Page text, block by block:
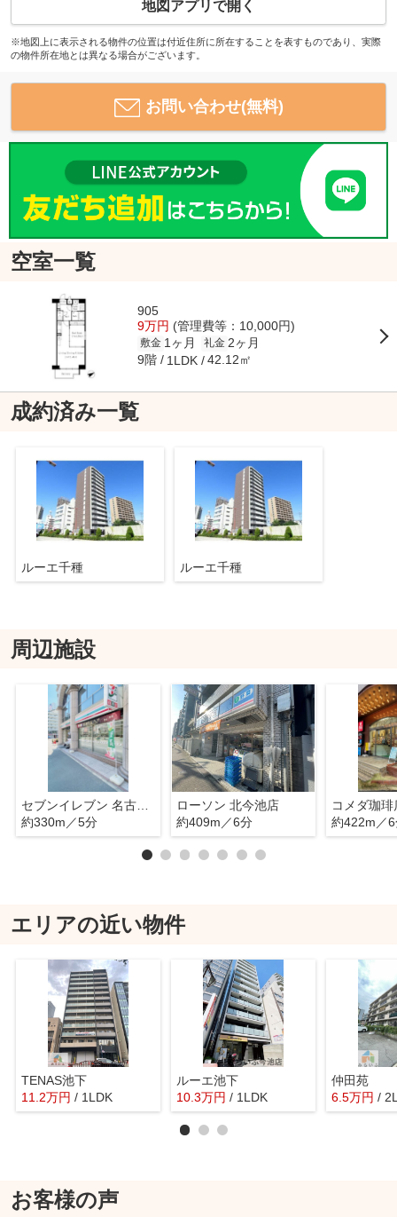
地図アプリで開く
※地図上に表示される物件の位置は付近住所に所在することを表すものであり、実際
の物件所在地とは異なる場合がございます。
お問い合わせ(無料)
空室一覧
905
9万円 (管理費等：10,000円)
敷金 1ヶ月 礼金 2ヶ月
9階 1LDK 42.12㎡
成約済み一覧
ルーエ千種 ルーエ千種
周辺施設
セブンイレブン 名古屋葵3丁目東店
約330m／5分
ローソン 北今池店
約409m／6分
約422m／
エリアの近い物件
TENAS池下
11.2万円 / 1LDK
ルーエ池下
10.3万円 / 1LDK
仲田苑
6.5万円 /
お客様の声